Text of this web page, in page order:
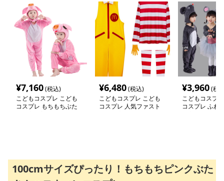
¥7,160(税込)
こどもコスプレ こども
コスプレ もちもちぶた
¥6,480(税込)
こどもコスプレ こども
コスプレ 人気ファスト
¥3,960(税
こどもコスプ
コスプレ ふわ
100cmサイズぴったり！もちもちピンクぶた